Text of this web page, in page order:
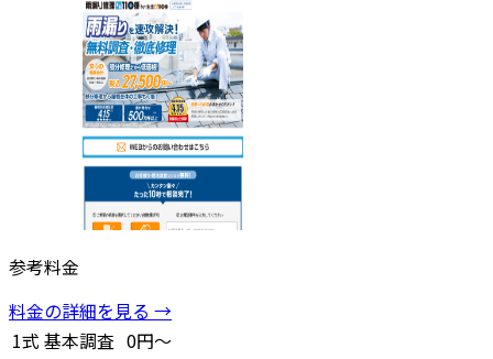
参考料金
料金の詳細を見る →
1式 基本調査 0円～